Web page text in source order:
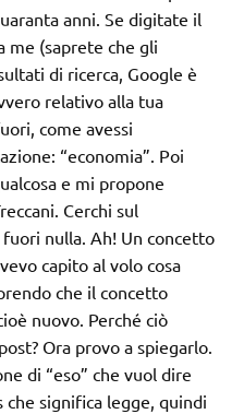
anni. Se digitate il
me (saprete che gli
di ricerca, Google è
relativo alla tua
come avessi
“economia”. Poi
e mi propone
Cerchi sul
nulla. Ah! Un concetto
capito al volo cosa
che il concetto
nuovo. Perché ciò
Ora provo a spiegarlo.
di “eso” che vuol dire
che significa legge, quindi